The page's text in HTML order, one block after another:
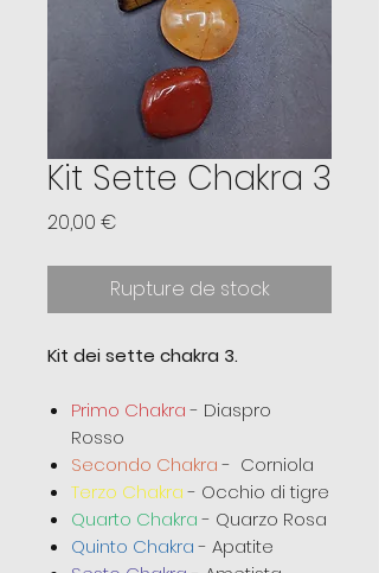
Kit Sette Chakra 3
20,00 €
Rupture de stock
Kit dei sette chakra 3.
Primo Chakra- Diaspro
Rosso
Secondo Chakra- Corniola
Terzo Chakra- Occhio di tigre
Quarto Chakra- Quarzo Rosa
Quinto Chakra- Apatite